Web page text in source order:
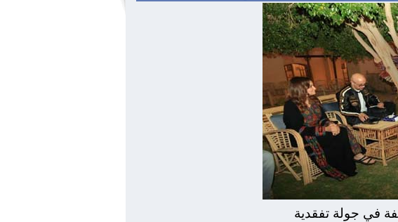
في جولة تفقدية